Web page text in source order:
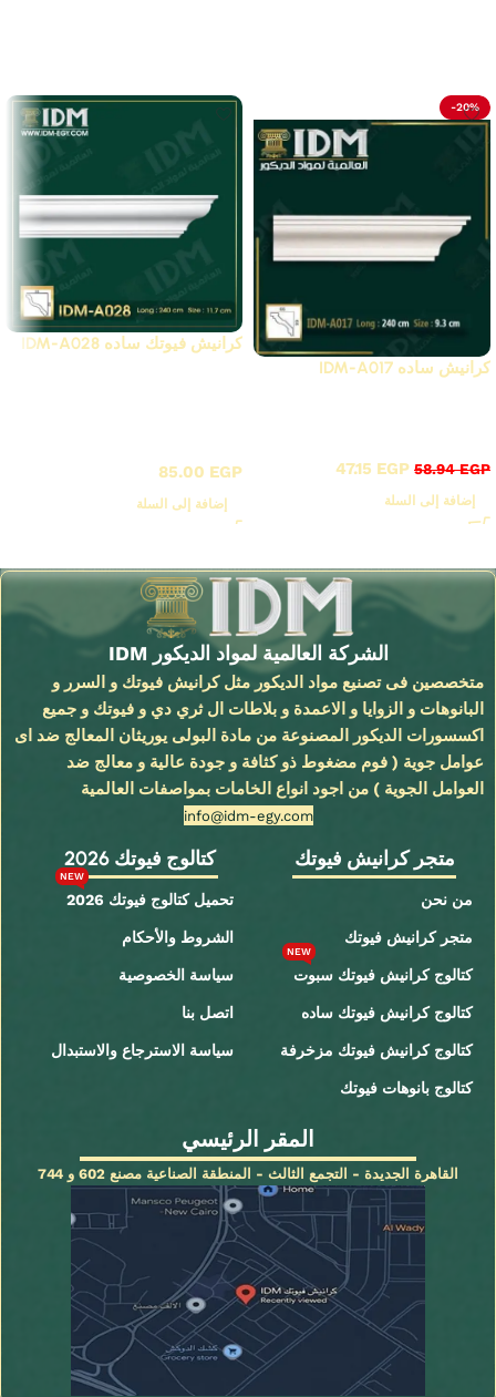
-20%
كرانيش ساده IDM-A017
58.94EGP
47.15 EGP
إضافة إلى السلة
كرانيش فيوتك ساده IDM-A028
85.00 EGP
إضافة إلى السلة
الشركة العالمية لمواد الديكور IDM
متخصصين فى تصنيع مواد الديكور مثل كرانيش فيوتك و السرر و
البانوهات و الزوايا و الاعمدة و بلاطات ال ثري دي و فيوتك و جميع
اكسسورات الديكور المصنوعة من مادة البولى يوريثان المعالج ضد اى
عوامل جوية ( فوم مضغوط ذو كثافة و جودة عالية و معالج ضد
العوامل الجوية ) من اجود انواع الخامات بمواصفات العالمية
info@idm-egy.com
متجر كرانيش فيوتك
من نحن
متجر كرانيش فيوتك
كتالوج كرانيش فيوتك سبوت
NEW
كتالوج كرانيش فيوتك ساده
كتالوج كرانيش فيوتك مزخرفة
كتالوج بانوهات فيوتك
كتالوج فيوتك 2026
تحميل كتالوج فيوتك 2026
NEW
الشروط والأحكام
سياسة الخصوصية
اتصل بنا
سياسة الاسترجاع والاستبدال
المقر الرئيسي
القاهرة الجديدة - التجمع الثالث - المنطقة الصناعية مصنع 602 و 744